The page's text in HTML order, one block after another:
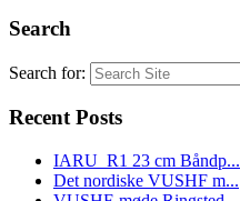
Search
Search for:
Recent Posts
IARU_R1 23 cm Båndp...
Det nordiske VUSHF m...